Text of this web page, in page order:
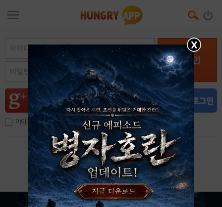
로그인
아이디, 이메일 저장
아이디 / 비밀번호 찾기 회원가입
X